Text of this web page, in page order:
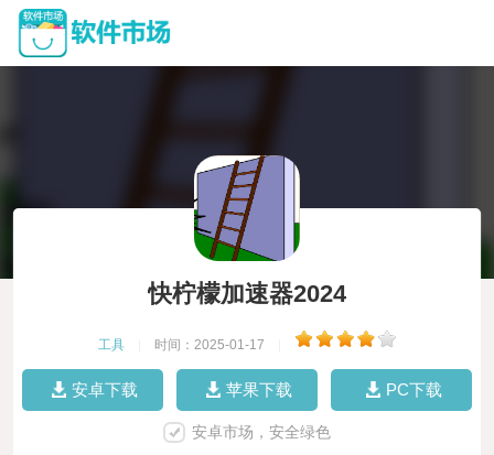
快柠檬加速器2024
工具 时间：2025-01-17
安卓下载 苹果下载 PC下载
安卓市场，安全绿色